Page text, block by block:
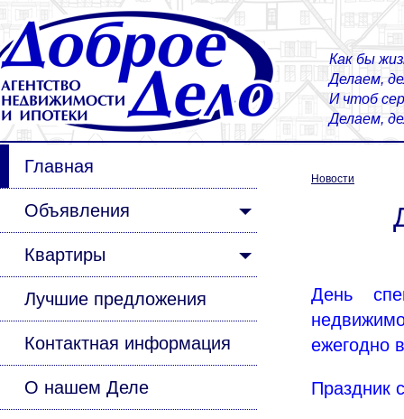
Как бы
Делаем,
И чтоб
Делаем,
Главная
Объявления
Квартиры
Лучшие предложения
Контактная информация
О нашем Деле
Новости
День
ежегодно
Праздник